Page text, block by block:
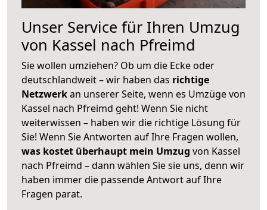
Unser Service für Ihren Umzug
von Kassel nach Pfreimd
Sie wollen umziehen? Ob um die Ecke oder
deutschlandweit – wir haben das richtige
Netzwerkan unserer Seite, wenn es Umzüge von
Kassel nach Pfreimd geht! Wenn Sie nicht
weiterwissen – haben wir die richtige Lösung für
Sie! Wenn Sie Antworten auf Ihre Fragen wollen,
was kostet überhaupt mein Umzug von Kassel
nach Pfreimd – dann wählen Sie sie uns, denn wir
haben immer die passende Antwort auf Ihre
Fragen parat.